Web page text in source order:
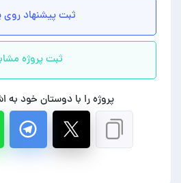
ثبت پیشنهاد روی
ثبت پروژه
پروژه را با دوستان خود به